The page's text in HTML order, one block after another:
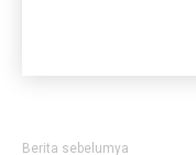
Berita sebelumya